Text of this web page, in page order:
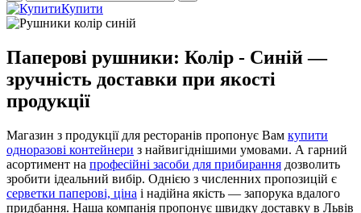
Купити
Паперові рушники: Колір - Синій —
зручність доставки при якості
продукції
Магазин з продукції для ресторанів пропонує Вам купити
одноразові контейнери з найвигіднішими умовами. А гарний
асортимент на професійні засоби для прибирання дозволить
зробити ідеальний вибір. Однією з численних пропозицій є
серветки паперові, ціна і надійна якість — запорука вдалого
придбання. Наша компанія пропонує швидку доставку в Львів